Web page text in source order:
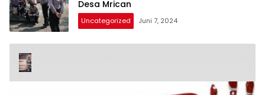
Desa Mrican
Uncategorized Juni 7, 2024